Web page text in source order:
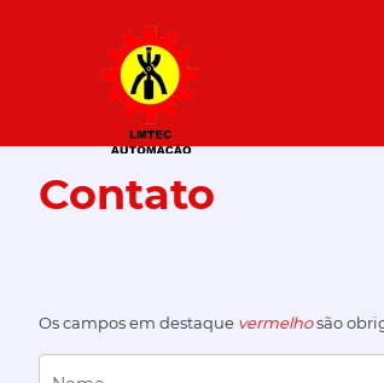
Contato
Os campos em destaque vermelhosão